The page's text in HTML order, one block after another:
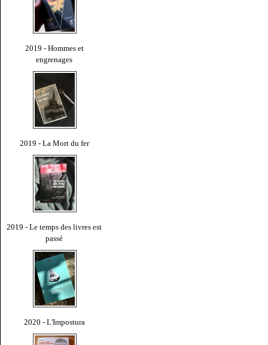
2019 - Hommes et
engrenages
2019 - La Mort du fer
2019 - Le temps des livres est
passé
2020 - L'Impostura